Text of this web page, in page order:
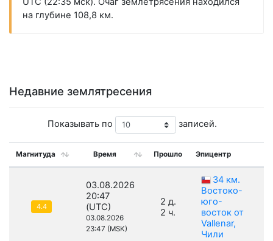
на глубине 108,8 км.
Недавние землятресения
Показывать по записей.
Магнитуда Время Прошло Эпицентр
4.4
03.08.2026
20:47
(UTC)
03.08.2026
23:47 (MSK)
2 д.
2 ч.
34 км.
Востоко-
юго-
восток от
Vallenar,
Чили